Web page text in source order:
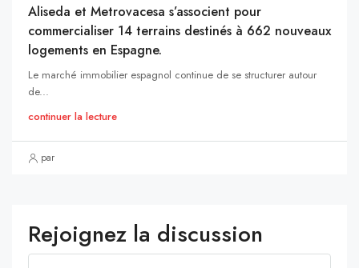
Aliseda et Metrovacesa s’associent pour
commercialiser 14 terrains destinés à 662 nouveaux
logements en Espagne.
Le marché immobilier espagnol continue de se structurer autour
de...
continuer la lecture
par
Rejoignez la discussion